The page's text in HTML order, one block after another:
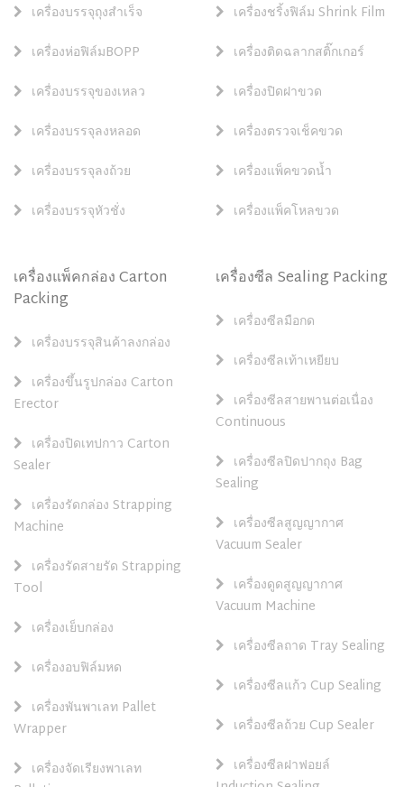
เครื่องบรรจุถุงสำเร็จ
เครื่องห่อฟิล์มBOPP
เครื่องบรรจุของเหลว
เครื่องบรรจุลงหลอด
เครื่องบรรจุลงถ้วย
เครื่องบรรจุหัวชั่ง
เครื่องชริ้งฟิล์ม Shrink Film
เครื่องติดฉลากสติ๊กเกอร์
เครื่องปิดฝาขวด
เครื่องตรวจเช็คขวด
เครื่องแพ็คขวดน้ำ
เครื่องแพ็คโหลขวด
เครื่องแพ็คกล่อง Carton
Packing
เครื่องบรรจุสินค้าลงกล่อง
เครื่องขึ้นรูปกล่อง Carton
Erector
เครื่องปิดเทปกาว Carton
Sealer
เครื่องรัดกล่อง Strapping
Machine
เครื่องรัดสายรัด Strapping
Tool
เครื่องเย็บกล่อง
เครื่องอบฟิล์มหด
เครื่องพันพาเลท Pallet
Wrapper
เครื่องจัดเรียงพาเลท
เครื่องซีล Sealing Packing
เครื่องซีลมือกด
เครื่องซีลเท้าเหยียบ
เครื่องซีลสายพานต่อเนื่อง
Continuous
เครื่องซีลปิดปากถุง Bag
Sealing
เครื่องซีลสูญญากาศ
Vacuum Sealer
เครื่องดูดสูญญากาศ
Vacuum Machine
เครื่องซีลถาด Tray Sealing
เครื่องซีลแก้ว Cup Sealing
เครื่องซีลถ้วย Cup Sealer
เครื่องซีลฝาฟอยล์